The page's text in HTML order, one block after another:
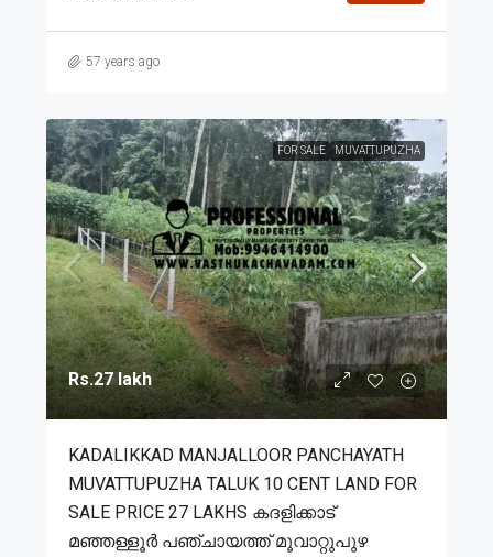
57 years ago
FOR SALE MUVATTUPUZHA
Rs.27 lakh
KADALIKKAD MANJALLOOR PANCHAYATH
MUVATTUPUZHA TALUK 10 CENT LAND FOR
SALE PRICE 27 LAKHS കദളിക്കാട്
മഞ്ഞള്ളൂർ പഞ്ചായത്ത് മൂവാറ്റുപുഴ